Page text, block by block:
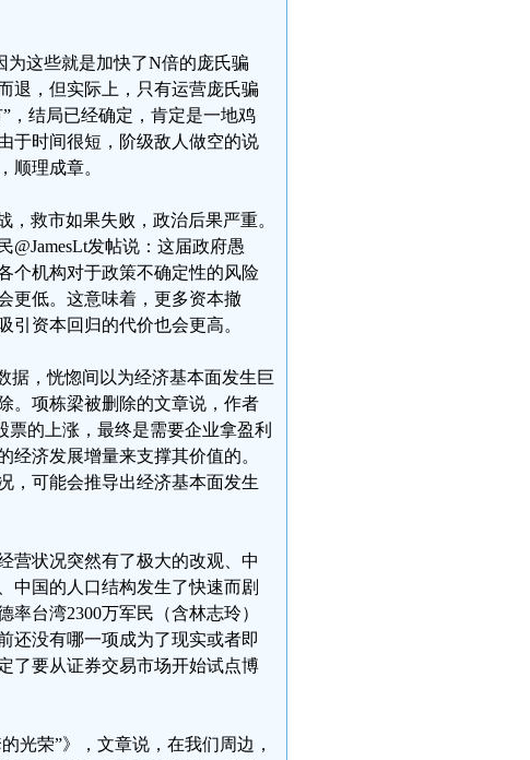
为这些就是加快了N倍的庞氏骗
退，但实际上，只有运营庞氏骗
，结局已经确定，肯定是一地鸡
于时间很短，阶级敌人做空的说
顺理成章。
救市如果失败，政治后果严重。
发帖说：这届政府愚
个机构对于政策不确定性的风险
更低。这意味着，更多资本撤
资本回归的代价也会更高。
据，恍惚间以为经济基本面发生巨
。项栋梁被删除的文章说，作者
的上涨，最终是需要企业拿盈利
济发展增量来支撑其价值的。
，可能会推导出经济基本面发生
营状况突然有了极大的改观、中
中国的人口结构发生了快速而剧
台湾2300万军民（含林志玲）
还没有哪一项成为了现实或者即
了要从证券交易市场开始试点博
光荣”》，文章说，在我们周边，